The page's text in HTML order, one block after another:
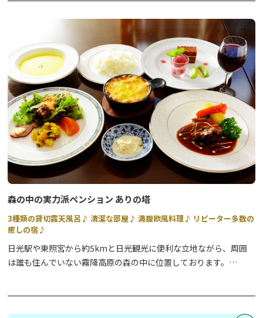
森の中の実力派ペンション ありの塔
3種類の貸切露天風呂♪ 清潔な部屋♪ 満腹欧風料理♪ リピーター多数の
癒しの宿♪
日光駅や東照宮から約5kmと日光観光に便利な立地ながら、周囲
は誰も住んでいない霧降高原の森の中に位置しております。